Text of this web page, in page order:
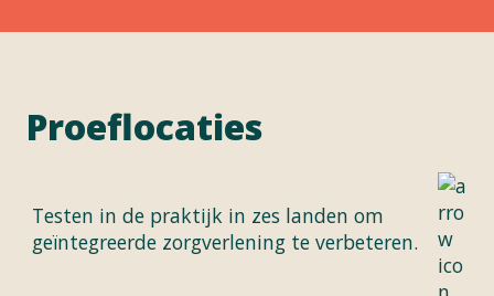
Proeflocaties
Testen in de praktijk in zes landen om
geïntegreerde zorgverlening te verbeteren.